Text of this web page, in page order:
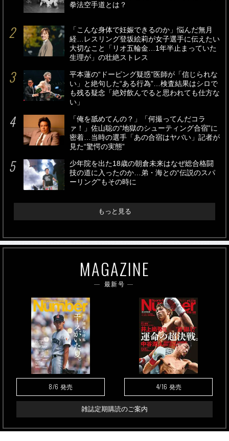
拳法空手道とは？
「こんな身体で妊娠できるのか」悩んだ無月
経…レスリング登坂絵莉が女子選手に伝えたい
大切なこと「リオ五輪金…1年半止まっていた
生理が」の壮絶ストレス
平本蓮の“ドーピング疑惑”医師が「信じられな
い」と絶句した“ある行為”…検査結果はシロで
も残る疑念「絶対飲んでると思われても仕方な
い」
「俺を舐めてんの？」「何撮ってんだコラ
ァ！」佐山聡の“地獄のシューティング合宿”に
密着…当時の選手「あの合宿はヤバい」記者が
見た“驚愕の実態”
少年院を出た18歳の朝倉未来はなぜ総合格闘
技の道に入ったのか…弟・海との“伝説のスパ
ーリング”もその時に
もっと見る
MAGAZINE
最新号
8/6 発売 4/16 発売
雑誌定期購読のご案内